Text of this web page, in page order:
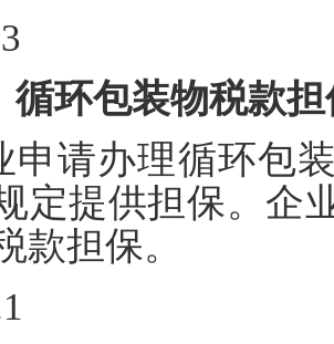
循环包装物税款担
申请办理循环包
定提供担保。企
款担保。